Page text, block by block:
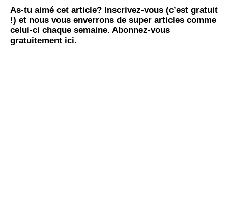
As-tu aimé cet article? Inscrivez-vous (c’est gratuit
!) et nous vous enverrons de super articles comme
celui-ci chaque semaine. Abonnez-vous
gratuitement ici.